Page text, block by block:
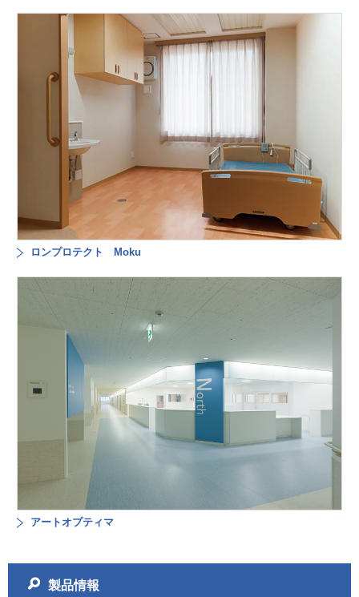
ロンプロテクト Moku
アートオプティマ
製品情報